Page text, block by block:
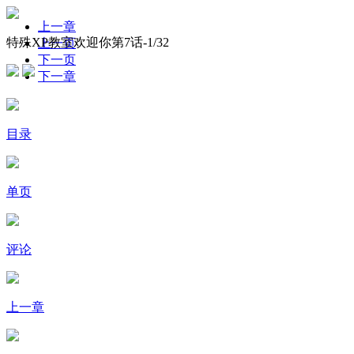
特殊XP教室欢迎你第7话-1/32
上一章
上一页
下一页
下一章
目录
单页
评论
上一章